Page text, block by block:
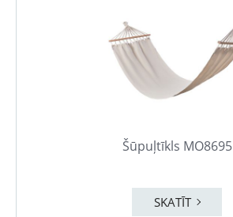
Šūpuļtīkls MO8695
SKATĪT